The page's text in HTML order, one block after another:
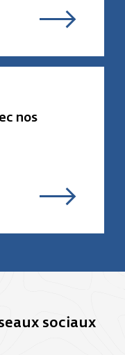
nos
sociaux